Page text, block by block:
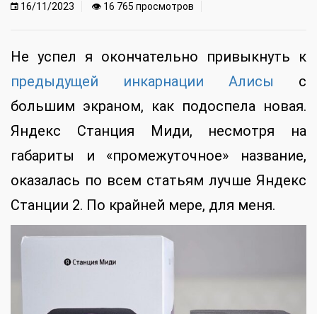
16/11/2023 👁 16 765 просмотров
Не успел я окончательно привыкнуть к
предыдущей инкарнации Алисы с
большим экраном, как подоспела новая.
Яндекс Станция Миди, несмотря на
габариты и «промежуточное» название,
оказалась по всем статьям лучше Яндекс
Станции 2. По крайней мере, для меня.